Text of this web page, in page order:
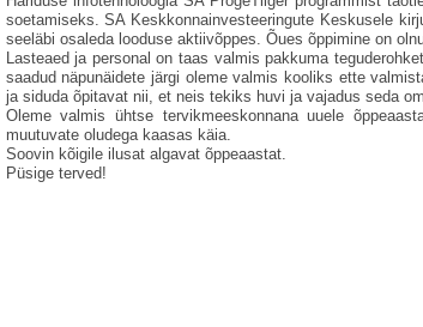
soetamiseks. SA Keskkonnainvesteeringute Keskusele
seeläbi osaleda looduse aktiivõppes. Õues õppimine on
Lasteaed ja personal on taas valmis pakkuma
saadud näpunäidete järgi oleme valmis kooliks ette
ja siduda õpitavat nii, et neis tekiks huvi ja vajadus seda
Oleme valmis ühtse tervikmeeskonnana uuele
muutuvate oludega kaasas käia.
Soovin kõigile ilusat algavat õppeaastat.
Püsige terved!